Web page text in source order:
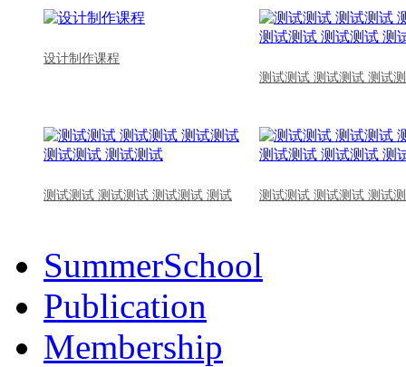
设计制作课程
测试测试 测试测试 测试
测试测试 测试测试 测试测试 测试 测试测试 测试测试 测试
SummerSchool
Publication
Membership